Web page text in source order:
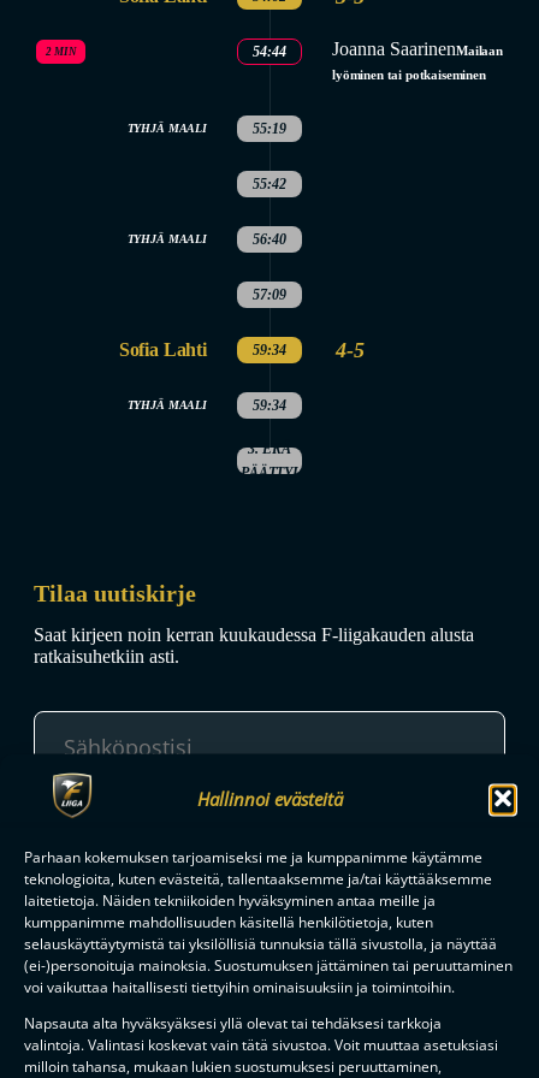
Hallinnoi evästeitä
Parhaan kokemuksen tarjoamiseksi me ja kumppanimme käytämme
teknologioita, kuten evästeitä, tallentaaksemme ja/tai käyttääksemme
laitetietoja. Näiden tekniikoiden hyväksyminen antaa meille ja
kumppanimme mahdollisuuden käsitellä henkilötietoja, kuten
selauskäyttäytymistä tai yksilöllisiä tunnuksia tällä sivustolla, ja näyttää
(ei-)personoituja mainoksia. Suostumuksen jättäminen tai peruuttaminen
voi vaikuttaa haitallisesti tiettyihin ominaisuuksiin ja toimintoihin.
Napsauta alta hyväksyäksesi yllä olevat tai tehdäksesi tarkkoja
valintoja. Valintasi koskevat vain tätä sivustoa. Voit muuttaa asetuksiasi
milloin tahansa, mukaan lukien suostumuksesi peruuttaminen,
54:44 Joanna SaarinenMailaan
lyöminen tai potkaiseminen
2 MIN
TYHJÄ MAALI 55:19
55:42
TYHJÄ MAALI 56:40
57:09
Sofia Lahti 59:34 4-5
TYHJÄ MAALI 59:34
3. ERÄ
PÄÄTTYI
Tilaa uutiskirje
Saat kirjeen noin kerran kuukaudessa F-liigakauden alusta
ratkaisuhetkiin asti.
F-LIIGANKUMPPANIT